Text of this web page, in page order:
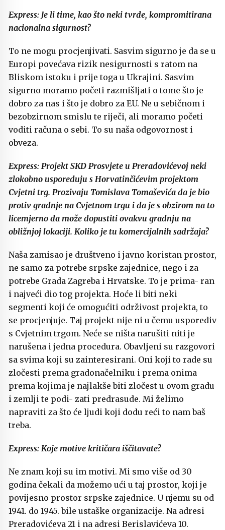
Express: Je li time, kao što neki tvrde, kompromitirana
nacionalna sigurnost?
To ne mogu procjenjivati. Sasvim sigurno je da se u
Europi povećava rizik nesigurnosti s ratom na
Bliskom istoku i prije toga u Ukrajini. Sasvim
sigurno moramo početi razmišljati o tome što je
dobro za nas i što je dobro za EU. Ne u sebičnom i
bezobzirnom smislu te riječi, ali moramo početi
voditi računa o sebi. To su naša odgovornost i
obveza.
Express: Projekt SKD Prosvjete u Preradovićevoj neki
zlokobno usporeduju s Horvatinčićevim projektom
Cvjetni trg. Prozivaju Tomislava Tomaševića da je bio
protiv gradnje na Cvjetnom trgu i da je s obzirom na to
licemjerno da može dopustiti ovakvu gradnju na
obližnjoj lokaciji. Koliko je tu komercijalnih sadržaja?
Naša zamisao je društveno i javno koristan prostor,
ne samo za potrebe srpske zajednice, nego i za
potrebe Grada Zagreba i Hrvatske. To je prima- ran
i najveći dio tog projekta. Hoće li biti neki
segmenti koji će omogućiti održivost projekta, to
se procjenjuje. Taj projekt nije ni u čemu usporediv
s Cvjetnim trgom. Neće se ništa narušiti niti je
narušena i jedna procedura. Obavljeni su razgovori
sa svima koji su zainteresirani. Oni koji to rade su
zločesti prema gradonačelniku i prema onima
prema kojima je najlakše biti zločest u ovom gradu
i zemlji te podi- zati predrasude. Mi želimo
napraviti za što će ljudi koji dodu reći to nam baš
treba.
Express: Koje motive kritičara iščitavate?
Ne znam koji su im motivi. Mi smo više od 30
godina čekali da možemo ući u taj prostor, koji je
povijesno prostor srpske zajednice. U njemu su od
1941. do 1945. bile ustaške organizacije. Na adresi
Preradovićeva 21 i na adresi Berislavićeva 10.